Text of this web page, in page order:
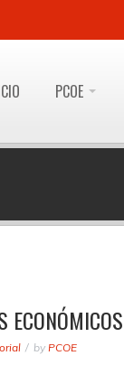
PCOE
by PCOE